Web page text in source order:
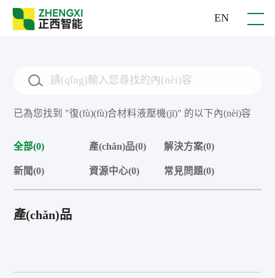
EN
已為您找到 "復(fù)(fù)合材料液壓機(jī)" 的以下內(nèi)容
全部(0) 產(chǎn)品(0) 解決方案(0)
新聞(0) 資源中心(0) 常見問題(0)
產(chǎn)品